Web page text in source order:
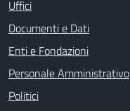
Uffici
Documenti e Dati
Enti e Fondazioni
Personale Amministrativo
Politici